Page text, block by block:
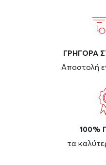
ΓΡΗΓΟΡΑ
Αποστολή
100%
τα